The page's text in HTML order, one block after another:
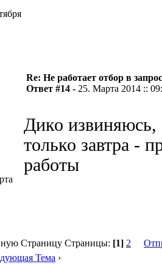
Re: Не работает отбор в
Ответ #14 - 25. Марта 2014 ::
Дико извиняюсь,
только завтра -
работы
Страницы: [1] 2
Тема ›